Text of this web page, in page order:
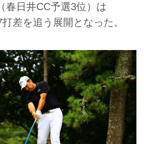
春日井CC予選3位）は
打差を追う展開となった。